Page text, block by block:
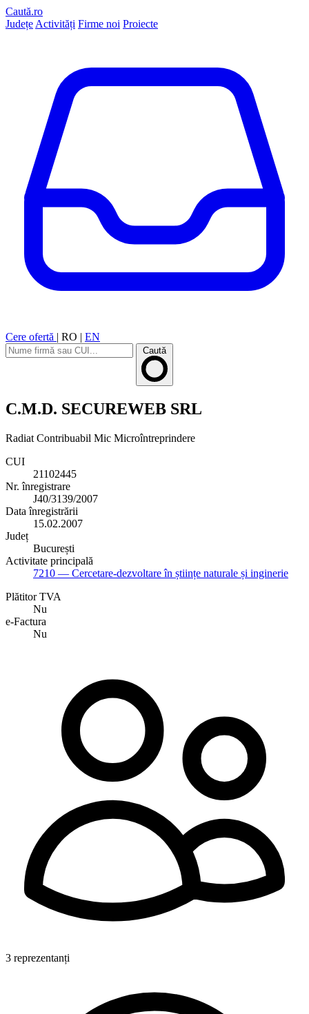
Caută.ro
Județe Activități Firme noi Proiecte
Cere ofertă | RO | EN
Caută
C.M.D. SECUREWEB SRL
Radiat Contribuabil Mic Microîntreprindere
CUI
21102445
Nr. înregistrare
J40/3139/2007
Data înregistrării
15.02.2007
Județ
București
Activitate principală
7210 — Cercetare-dezvoltare în științe naturale și inginerie
Plătitor TVA
Nu
e-Factura
Nu
3 reprezentanți